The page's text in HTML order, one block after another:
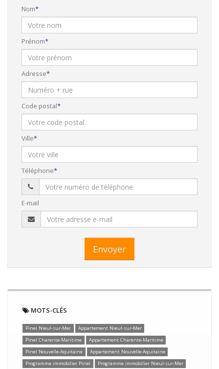
Nom
Prénom
Adresse
Code postal
Ville
Téléphone
E-mail
Envoyer
MOTS-CLÉS
Pinel Nieul-sur-Mer
Appartement Nieul-sur-Mer
Pinel Charente-Maritime
Appartement Charente-Maritime
Pinel Nouvelle-Aquitaine
Appartement Nouvelle-Aquitaine
Programme immobilier Pinel
Programme immobilier Nieul-sur-Mer